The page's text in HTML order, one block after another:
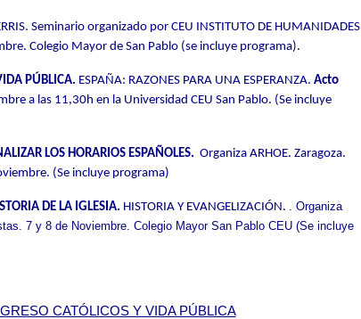
. Seminario organizado por CEU INSTITUTO DE HUMANIDADES
Colegio Mayor de San Pablo (se incluye programa).
PÚBLICA. ESPAÑA: RAZONES PARA UNA ESPERANZA. Acto
a las 11,30h en la Universidad CEU San Pablo. (Se incluye
LOS HORARIOS ESPAÑOLES. Organiza ARHOE. Zaragoza.
(Se incluye programa)
DE LA IGLESIA. HISTORIA Y EVANGELIZACIÓN. . Organiza
7 y 8 de Noviembre. Colegio Mayor San Pablo CEU (Se incluye
CATÓLICOS Y VIDA PÚBLICA